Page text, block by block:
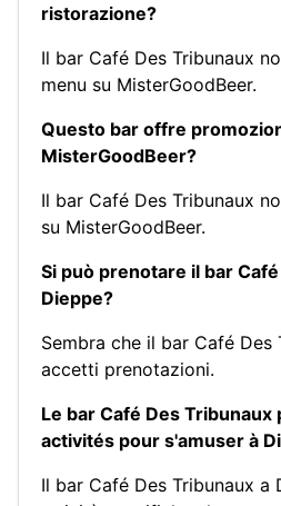
ristorazione?
Il bar Café Des Tribunaux
menu su MisterGoodBeer.
Questo bar offre
MisterGoodBeer?
Il bar Café Des Tribunaux
su MisterGoodBeer.
Si può prenotare il bar
Dieppe?
Sembra che il bar Café Des
accetti prenotazioni.
Le bar Café Des
activités pour s'amuser à
Il bar Café Des Tribunaux a